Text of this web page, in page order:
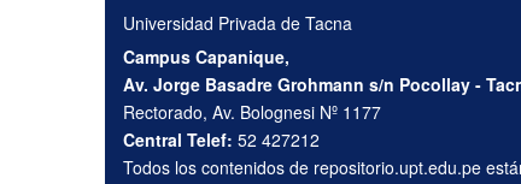
Universidad Privada de Tacna
Campus Capanique,
Av. Jorge Basadre Grohmann s/n Pocollay -
Rectorado, Av. Bolognesi Nº 1177
Central Telef: 52 427212
Todos los contenidos de repositorio.upt.edu.pe